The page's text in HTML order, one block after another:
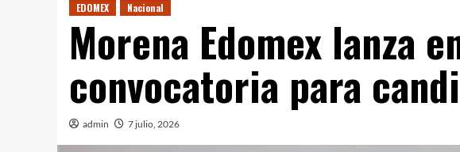
EDOMEX Nacional
Morena Edomex lanza
convocatoria para
admin 7 julio, 2026